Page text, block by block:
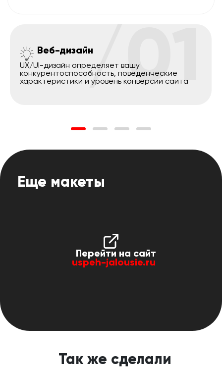
/01
Веб-дизайн
UX/UI-дизайн определяет вашу
конкурентоспособность, поведенческие
характеристики и уровень конверсии сайта
Еще макеты
Перейти на сайт
uspeh-jalousie.ru
Так же сделали